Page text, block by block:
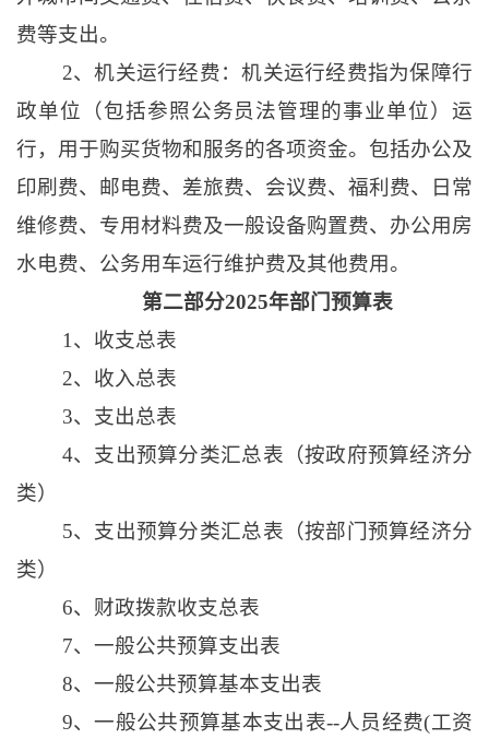
费等支出。
2、机关运行经费：机关运行经费指为保障行
政单位（包括参照公务员法管理的事业单位）运
行，用于购买货物和服务的各项资金。包括办公及
印刷费、邮电费、差旅费、会议费、福利费、日常
维修费、专用材料费及一般设备购置费、办公用房
水电费、公务用车运行维护费及其他费用。
第二部分2025年部门预算表
1、收支总表
2、收入总表
3、支出总表
4、支出预算分类汇总表（按政府预算经济分
类）
5、支出预算分类汇总表（按部门预算经济分
类）
6、财政拨款收支总表
7、一般公共预算支出表
8、一般公共预算基本支出表
9、一般公共预算基本支出表--人员经费(工资